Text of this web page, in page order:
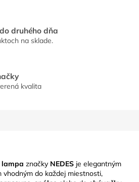
druhého dňa
na sklade.
kvalita
lampa značky NEDES je elegantným
vhodným do každej miestnosti,